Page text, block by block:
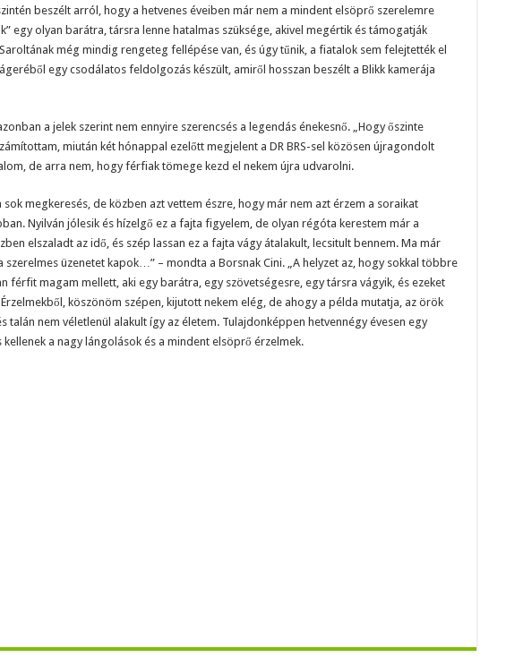
beszélt arról, hogy a hetvenes éveiben már nem a mindent elsöprő szerelemre
egy olyan barátra, társra lenne hatalmas szüksége, akivel megértik és támogatják
még mindig rengeteg fellépése van, és úgy tűnik, a fiatalok sem felejtették el
egy csodálatos feldolgozás készült, amiről hosszan beszélt a Blikk kamerája
a jelek szerint nem ennyire szerencsés a legendás énekesnő. „Hogy őszinte
miután két hónappal ezelőtt megjelent a DR BRS-sel közösen újragondolt
de arra nem, hogy férfiak tömege kezd el nekem újra udvarolni.
sok megkeresés, de közben azt vettem észre, hogy már nem azt érzem a soraikat
Nyilván jólesik és hízelgő ez a fajta figyelem, de olyan régóta kerestem már a
elszaladt az idő, és szép lassan ez a fajta vágy átalakult, lecsitult bennem. Ma már
szerelmes üzenetet kapok…” – mondta a Borsnak Cini. „A helyzet az, hogy sokkal többre
férfit magam mellett, aki egy barátra, egy szövetségesre, egy társra vágyik, és ezeket
köszönöm szépen, kijutott nekem elég, de ahogy a példa mutatja, az örök
talán nem véletlenül alakult így az életem. Tulajdonképpen hetvennégy évesen egy
kellenek a nagy lángolások és a mindent elsöprő érzelmek.